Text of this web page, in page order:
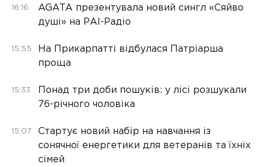
16:16
AGATA презентувала новий сингл «Сяйво
душі» на РАІ-Радіо
15:55
На Прикарпатті відбулася Патріарша
проща
15:33
Понад три доби пошуків: у лісі розшукали
76-річного чоловіка
15:07
Стартує новий набір на навчання із
сонячної енергетики для ветеранів та їхніх
сімей